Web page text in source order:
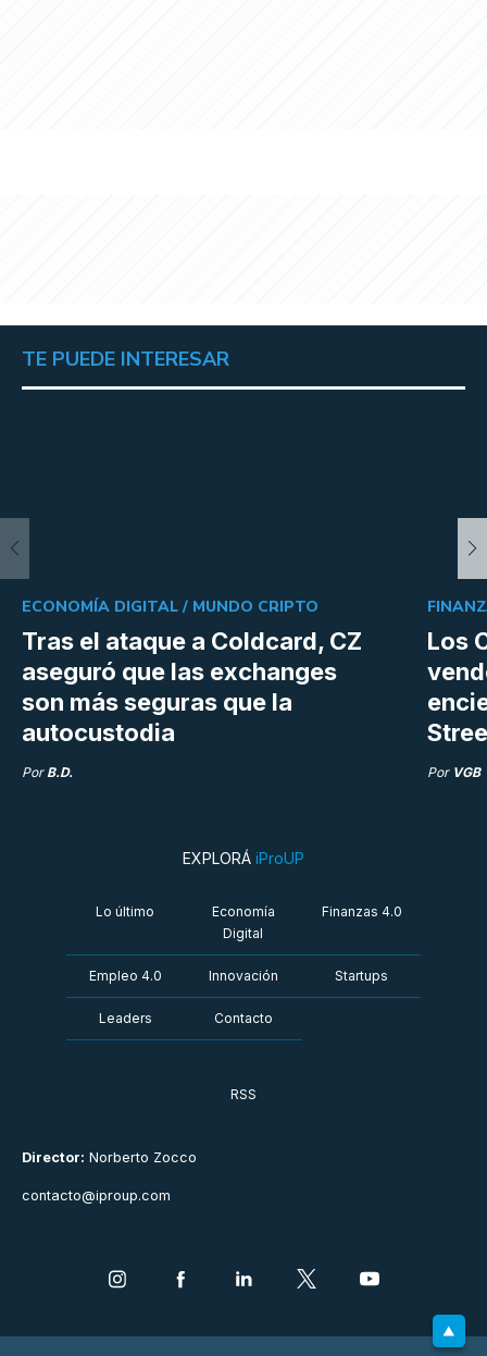
TE PUEDE INTERESAR
Tras el ataque a Coldcard, CZ
aseguró que las exchanges
son más seguras que la
autocustodia
ECONOMÍA DIGITAL / MUNDO CRIPTO
Por B.D.
Los
Por VGB
Director: Norberto Zocco
contacto@iproup.com
EXPLORÁ iProUP
Lo último
Economía
Digital
Finanzas 4.0
Empleo 4.0 Innovación Startups
Leaders Contacto
RSS